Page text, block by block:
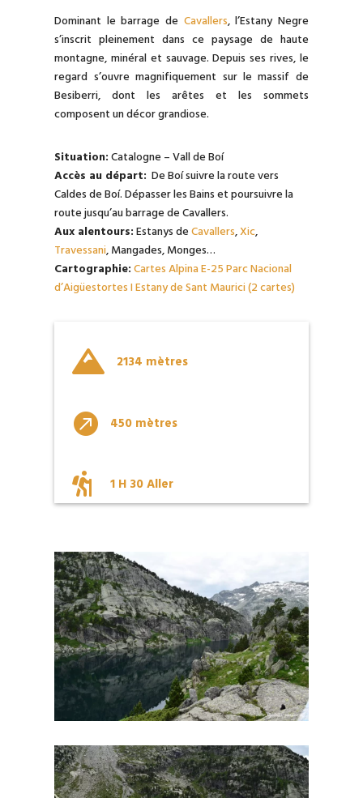
Dominant le barrage de Cavallers, l’Estany Negre
s’inscrit pleinement dans ce paysage de haute
montagne, minéral et sauvage. Depuis ses rives, le
regard s’ouvre magnifiquement sur le massif de
Besiberri, dont les arêtes et les sommets
composent un décor grandiose.
Situation: Catalogne – Vall de Boí
Accès au départ: De Boí suivre la route vers
Caldes de Boí. Dépasser les Bains et poursuivre la
route jusqu’au barrage de Cavallers.
Aux alentours: Estanys deCavallers,Xic,
Travessani, Mangades, Monges…
Cartographie: Cartes Alpina E-25 Parc Nacional
d’Aigüestortes I Estany de Sant Maurici (2 cartes)
 2134 mètres
 450 mètres
 1 H 30 Aller